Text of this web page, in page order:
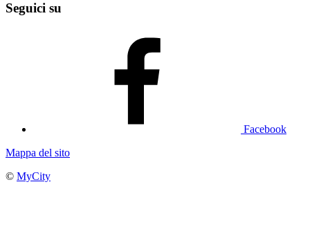
Seguici su
Facebook
Mappa del sito
© MyCity